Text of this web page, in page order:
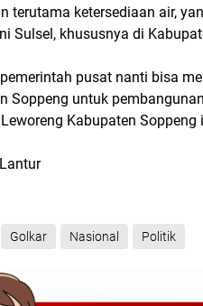
terutama ketersediaan air,
Sulsel, khususnya di
pusat nanti bisa
Soppeng untuk
Kabupaten Soppeng
Golkar Nasional Politik